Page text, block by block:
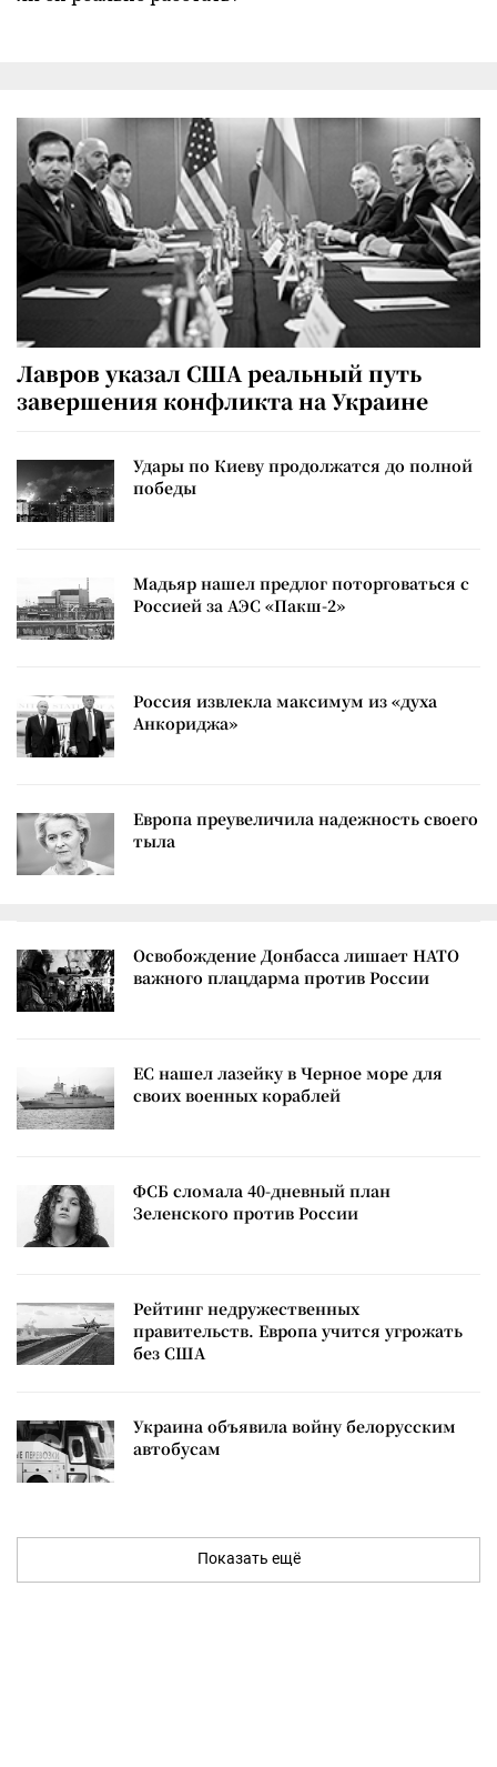
Лавров указал США реальный путь
завершения конфликта на Украине
Удары по Киеву продолжатся до полной
победы
Мадьяр нашел предлог поторговаться с
Россией за АЭС «Пакш-2»
Россия извлекла максимум из «духа
Анкориджа»
Европа преувеличила надежность своего
тыла
Освобождение Донбасса лишает НАТО
важного плацдарма против России
ЕС нашел лазейку в Черное море для
своих военных кораблей
ФСБ сломала 40-дневный план
Зеленского против России
Рейтинг недружественных
правительств. Европа учится угрожать
без США
Украина объявила войну белорусским
автобусам
Показать ещё